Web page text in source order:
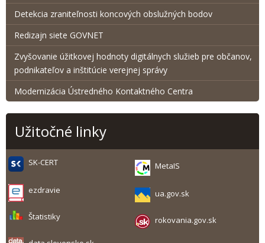
Detekcia zraniteľnosti koncových obslužných bodov
Redizajn siete GOVNET
Zvyšovanie úžitkovej hodnoty digitálnych služieb pre občanov,
podnikateľov a inštitúcie verejnej správy
Modernizácia Ústredného Kontaktného Centra
Užitočné linky
SK-CERT MetaIS
ezdravie ua.gov.sk
Štatistiky rokovania.gov.sk